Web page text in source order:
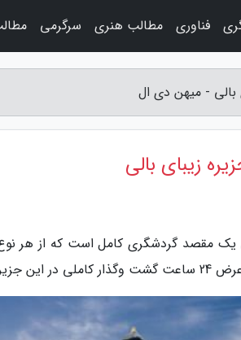
بالی - میهن دی ال
زیبای بالی
یک مقصد گردشگری کامل است که از هر
داشت؟
فناوری مطالب هنری سرگرمی